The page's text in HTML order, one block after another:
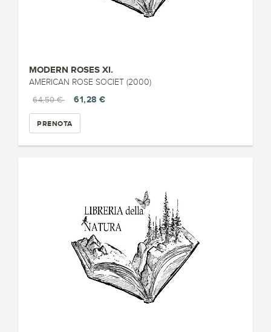
MODERN ROSES XI.
AMERICAN ROSE SOCIET (2000)
64,50 €
61,28 €
PRENOTA